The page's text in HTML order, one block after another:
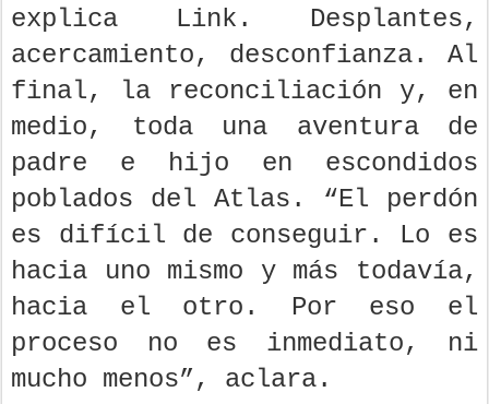
explica Link. Desplantes,
acercamiento, desconfianza. Al
final, la reconciliación y, en
medio, toda una aventura de
padre e hijo en escondidos
poblados del Atlas. “El perdón
es difícil de conseguir. Lo es
hacia uno mismo y más todavía,
hacia el otro. Por eso el
proceso no es inmediato, ni
mucho menos”, aclara.